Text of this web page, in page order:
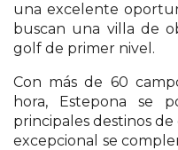
una excelente
buscan una villa de
golf de primer nivel.
Con más de 60
hora, Estepona se
principales destinos
excepcional se